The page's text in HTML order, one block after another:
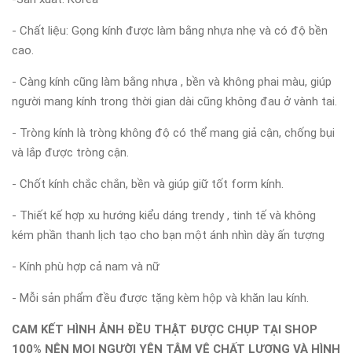
- Chất liệu: Gọng kính được làm bằng nhựa nhẹ và có độ bền
cao.
- Càng kính cũng làm bằng nhựa , bền và không phai màu, giúp
người mang kính trong thời gian dài cũng không đau ở vành tai.
- Tròng kính là tròng không độ có thể mang giả cận, chống bụi
và lắp được tròng cận.
- Chốt kính chắc chắn, bền và giúp giữ tốt form kính.
- Thiết kế hợp xu hướng kiểu dáng trendy , tinh tế và không
kém phần thanh lịch tạo cho bạn một ánh nhìn dày ấn tượng
- Kính phù hợp cả nam và nữ
- Mỗi sản phẩm đều được tặng kèm hộp và khăn lau kính.
CAM KẾT HÌNH ẢNH ĐỀU THẬT ĐƯỢC CHỤP TẠI SHOP
100% NÊN MỌI NGƯỜI YÊN TÂM VÊ CHẤT LƯỢNG VÀ HÌNH